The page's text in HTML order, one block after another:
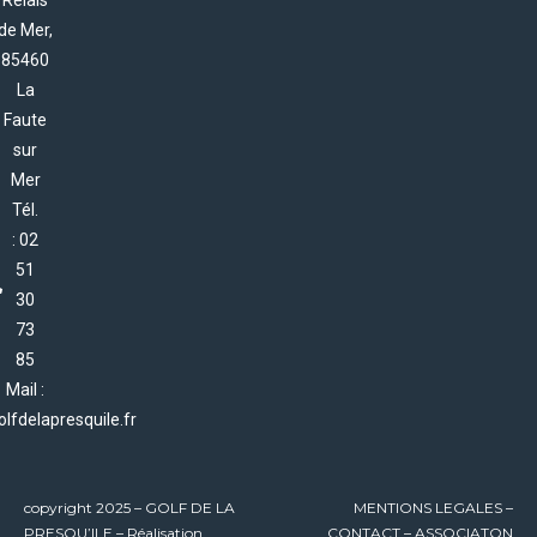
Mer,
85460
La
Faute
sur
Mer
Tél.
: 02
51
30
73
85
Mail :
copyright 2025 – GOLF DE LA
PRESQU’ILE – Réalisation
MENTIONS LEGALES –
CONTACT – ASSOCIATON